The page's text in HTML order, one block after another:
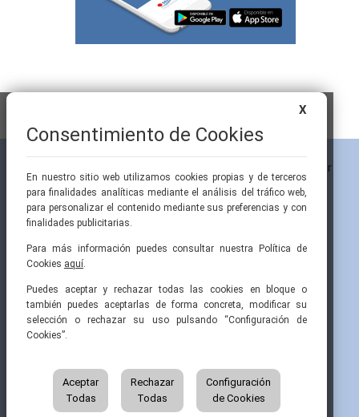
Pintor Ribera, 3
28016 Madrid
91 519 70 80
91 519 70 81
semi@fesemi.org
femi@fesemi.org
ÁREA DE SOCIO
GRUPOS DE TRABAJO
AVISO LEGAL
AVISO PARA PACIENTES
FINANCIACIÓN
X
Consentimiento de Cookies
En nuestro sitio web utilizamos cookies propias y de terceros
para finalidades analíticas mediante el análisis del tráfico web,
para personalizar el contenido mediante sus preferencias y con
finalidades publicitarias.
Para más información puedes consultar nuestra Política de
Cookies aquí.
Puedes aceptar y rechazar todas las cookies en bloque o
también puedes aceptarlas de forma concreta, modificar su
selección o rechazar su uso pulsando “Configuración de
Cookies”.
Aceptar
Todas
Rechazar
Todas
Configuración
de Cookies